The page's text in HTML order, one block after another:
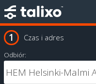
Czas i adres
Odbiór: